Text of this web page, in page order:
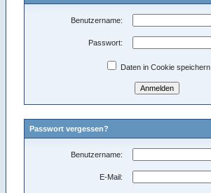
Benutzername:
Passwort:
Daten in Cookie speichern
Passwort vergessen?
Benutzername:
E-Mail: